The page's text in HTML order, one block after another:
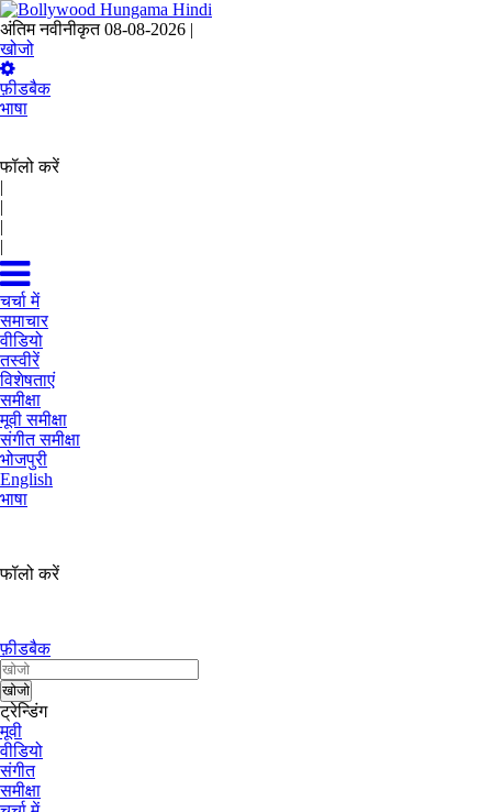
अंतिम नवीनीकृत 08-08-2026 |
खोजो
फ़ीडबैक
भाषा
फॉलो करें
|
|
|
|
चर्चा में
समाचार
वीडियो
तस्वीरें
विशेषताएं
समीक्षा
मूवी समीक्षा
संगीत समीक्षा
भोजपुरी
English
भाषा
फॉलो करें
फ़ीडबैक
ट्रेन्डिंग
मूवी
वीडियो
संगीत
समीक्षा